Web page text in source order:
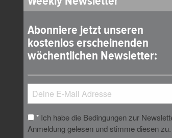
Abonniere jetzt unseren
kostenlos erscheinenden
wöchentlichen Newsletter:
* Ich habe die Bedingungen zur
Anmeldung gelesen und stimme diesen zu.